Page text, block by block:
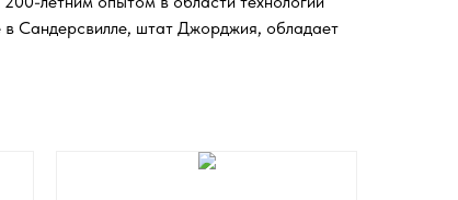
Сандерсвилле, штат Джорджия, обладает